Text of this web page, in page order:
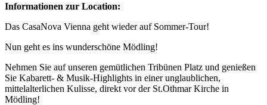
Informationen zur Location:
Das CasaNova Vienna geht wieder auf Sommer-Tour!
Nun geht es ins wunderschöne Mödling!
Nehmen Sie auf unseren gemütlichen Tribünen Platz und genießen
Sie Kabarett- & Musik-Highlights in einer unglaublichen,
mittelalterlichen Kulisse, direkt vor der St.Othmar Kirche in
Mödling!